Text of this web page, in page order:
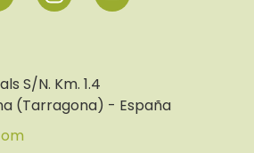
S/N. Km. 1.4
(Tarragona) - España